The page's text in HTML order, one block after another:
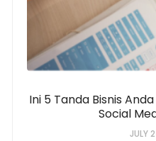
Ini 5 Tanda Bisnis
Social
JULY